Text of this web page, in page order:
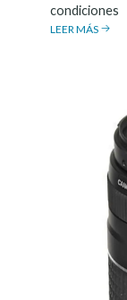
condiciones
LEER MÁS